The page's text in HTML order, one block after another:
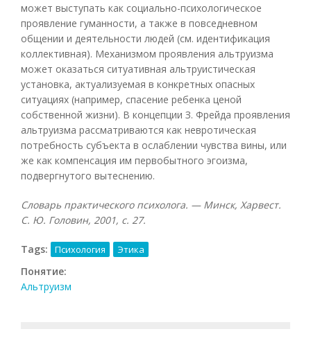
может выступать как социально-психологическое
проявление гуманности, а также в повседневном
общении и деятельности людей (см. идентификация
коллективная). Механизмом проявления альтруизма
может оказаться ситуативная альтруистическая
установка, актуализуемая в конкретных опасных
ситуациях (например, спасение ребенка ценой
собственной жизни). В концепции З. Фрейда проявления
альтруизма рассматриваются как невротическая
потребность субъекта в ослаблении чувства вины, или
же как компенсация им первобытного эгоизма,
подвергнутого вытеснению.
Словарь практического психолога. — Минск, Харвест.
С. Ю. Головин, 2001, с. 27.
Tags: Психология Этика
Понятие:
Альтруизм